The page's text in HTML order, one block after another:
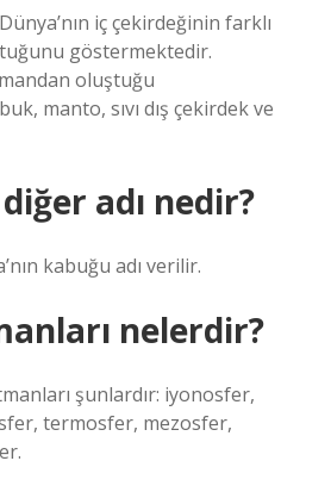
iç çekirdeğinin farklı
göstermektedir.
oluştuğu
manto, sıvı dış çekirdek ve
adı nedir?
kabuğu adı verilir.
nelerdir?
şunlardır: iyonosfer,
termosfer, mezosfer,